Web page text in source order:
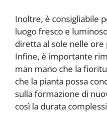
Inoltre, è consigliabile
luogo fresco e
diretta al sole nelle ore
Infine, è importante
man mano che la
che la pianta possa
sulla formazione di
così la durata